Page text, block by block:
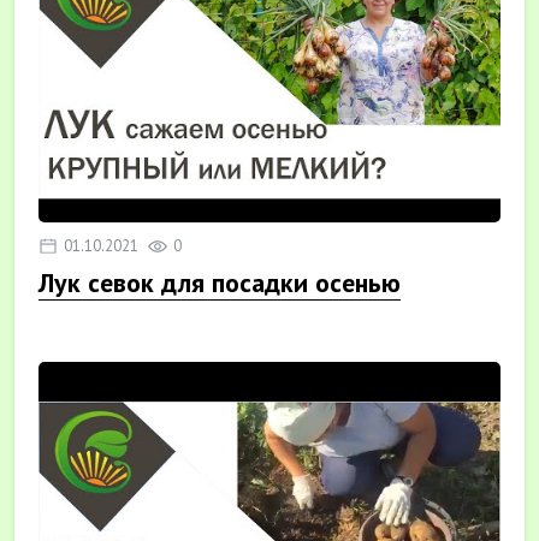
01.10.2021 0
Лук севок для посадки осенью